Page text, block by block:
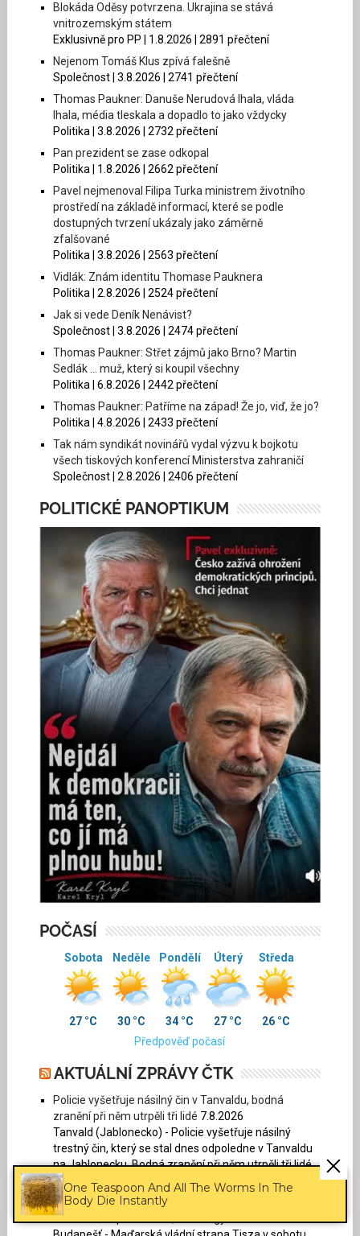
One Teaspoon And All The Worms In The
Body Die Instantly
Blokáda Oděsy potvrzena. Ukrajina se stává
vnitrozemským státem
Exklusivně pro PP | 1.8.2026 | 2891 přečtení
Nejenom Tomáš Klus zpívá falešně
Společnost | 3.8.2026 | 2741 přečtení
Thomas Paukner: Danuše Nerudová lhala, vláda
lhala, média tleskala a dopadlo to jako vždycky
Politika | 3.8.2026 | 2732 přečtení
Pan prezident se zase odkopal
Politika | 1.8.2026 | 2662 přečtení
Pavel nejmenoval Filipa Turka ministrem životního
prostředí na základě informací, které se podle
dostupných tvrzení ukázaly jako záměrně
zfalšované
Politika | 3.8.2026 | 2563 přečtení
Vidlák: Znám identitu Thomase Pauknera
Politika | 2.8.2026 | 2524 přečtení
Jak si vede Deník Nenávist?
Společnost | 3.8.2026 | 2474 přečtení
Thomas Paukner: Střet zájmů jako Brno? Martin
Sedlák … muž, který si koupil všechny
Politika | 6.8.2026 | 2442 přečtení
Thomas Paukner: Patříme na západ! Že jo, viď, že jo?
Politika | 4.8.2026 | 2433 přečtení
Tak nám syndikát novinářů vydal výzvu k bojkotu
všech tiskových konferencí Ministerstva zahraničí
Společnost | 2.8.2026 | 2406 přečtení
POLITICKÉ PANOPTIKUM
POČASÍ
Sobota
27 °C
Neděle
30 °C
Pondělí
34 °C
Úterý
27 °C
Středa
26 °C
Předpověď počasí
AKTUÁLNÍ ZPRÁVY ČTK
Policie vyšetřuje násilný čin v Tanvaldu, bodná
zranění při něm utrpěli tři lidé 7.8.2026
Tanvald (Jablonecko) - Policie vyšetřuje násilný
trestný čin, který se stal dnes odpoledne v Tanvaldu
na Jablonecku. Bodná zranění při něm utrpěli tři lidé,
z toho dva muži a jedna žena. Dva zranění jsou...
Maďarská vládní strana v sobotu rozhodne o
uchazeči na prezidenta, řekl Magyar